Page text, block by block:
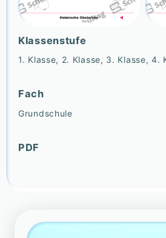
Klassenstufe
1. Klasse, 2. Klasse, 3. Klasse, 4.
Fach
Grundschule
PDF